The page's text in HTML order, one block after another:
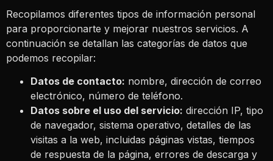
Recopilamos diferentes tipos de información personal
para proporcionarte y mejorar nuestros servicios. A
continuación se detallan las categorías de datos que
podemos recopilar:
Datos de contacto: nombre, dirección de correo
electrónico, número de teléfono.
Datos sobre el uso del servicio: dirección IP, tipo
de navegador, sistema operativo, detalles de las
visitas a la web, incluidas páginas vistas, tiempos
de respuesta de la página, errores de descarga y